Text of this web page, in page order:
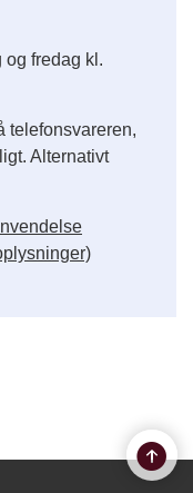
og fredag kl.
telefonsvareren,
Alternativt